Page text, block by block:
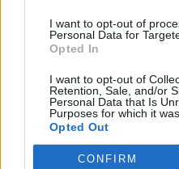
I want to opt-out of
Personal Data for
Opted In
I want to opt-out of
Retention, Sale, and/or
Personal Data that Is
Purposes for which it
Opted Out
CONFIRM
Ez az
1970. január